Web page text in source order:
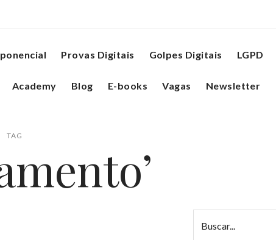
Provas Digitais Golpes Digitais LGPD
Academy Blog E-books Vagas Newsletter
TAG